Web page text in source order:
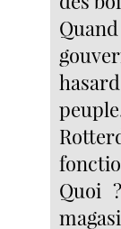
Quoi